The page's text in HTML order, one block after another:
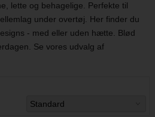
lette og behagelige. Perfekte til
under overtøj. Her finder du
- med eller uden hætte. Blød
Se vores udvalg af